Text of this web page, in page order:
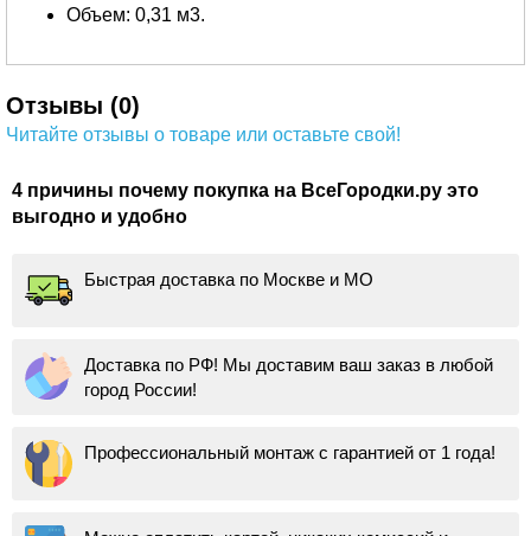
Объем: 0,31 м3.
Отзывы (0)
Читайте отзывы о товаре или оставьте свой!
4 причины почему покупка на ВсеГородки.ру это
выгодно и удобно
Быстрая доставка по Москве и МО
Доставка по РФ! Мы доставим ваш заказ в любой
город России!
Профессиональный монтаж с гарантией от 1 года!